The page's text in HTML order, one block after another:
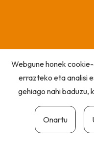
Webgune honek
errazteko eta analisi
gehiago nahi baduzu,
Onartu